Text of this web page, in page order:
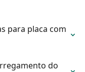
para placa com
do